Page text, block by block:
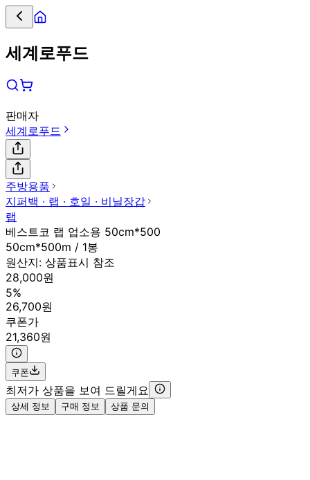
세계로푸드
판매자
세계로푸드
주방용품
지퍼백 ∙ 랩 ∙ 호일 ∙ 비닐장갑
랩
베스트코 랩 업소용 50cm*500
50cm*500m / 1봉
원산지: 상품표시 참조
28,000원
5%
26,700원
쿠폰가
21,360원
쿠폰
최저가 상품을 보여 드릴게요
상세 정보 구매 정보 상품 문의